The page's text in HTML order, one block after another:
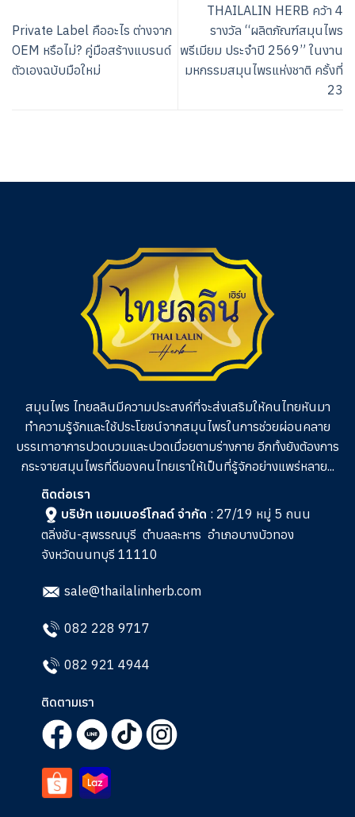
Private Label คืออะไร ต่างจาก
OEM หรือไม่? คู่มือสร้างแบรนด์
ตัวเองฉบับมือใหม่
THAILALIN HERB คว้า 4
รางวัล “ผลิตภัณฑ์สมุนไพร
พรีเมียม ประจำปี 2569” ในงาน
มหกรรมสมุนไพรแห่งชาติ ครั้งที่
23
สมุนไพร ไทยลลินมีความประสงค์ที่จะส่งเสริมให้คนไทยหันมา
ทำความรู้จักและใช้ประโยชน์จากสมุนไพรในการช่วยผ่อนคลาย
บรรเทาอาการปวดบวมและปวดเมื่อยตามร่างกาย อีกทั้งยังต้องการ
กระจายสมุนไพรที่ดีของคนไทยเราให้เป็นที่รู้จักอย่างแพร่หลาย...
ติดต่อเรา
บริษัท แอมเบอร์โกลด์ จำกัด : 27/19 หมู่ 5 ถนน
ตลิ่งชัน-สุพรรณบุรี ตำบลละหาร อำเภอบางบัวทอง
จังหวัดนนทบุรี 11110
sale@thailalinherb.com
082 228 9717
082 921 4944
ติดตามเรา